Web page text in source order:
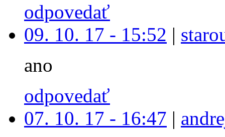
odpovedať
09. 10. 17 - 15:52 |
ano
odpovedať
07. 10. 17 - 16:47 |